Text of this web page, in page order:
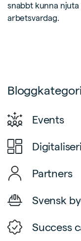
snabbt kunna njuta
arbetsvardag.
Events
Partners
Svensk
Success